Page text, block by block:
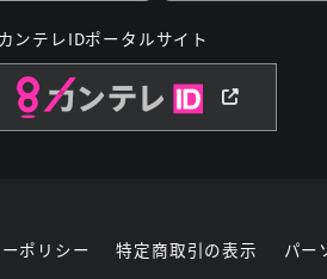
ンテレIDポータルサイト
ポリシー 特定商取引の表示 パー